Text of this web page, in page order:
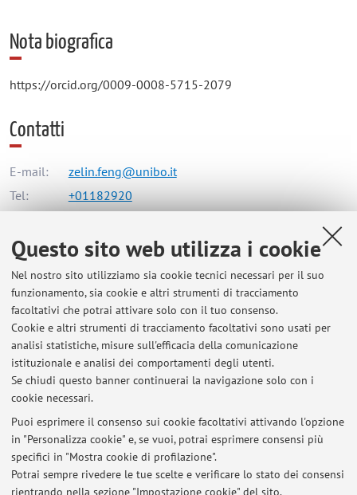
Questo sito web utilizza i cookie
Nel nostro sito utilizziamo sia cookie tecnici necessari per il suo
funzionamento, sia cookie e altri strumenti di tracciamento
facoltativi che potrai attivare solo con il tuo consenso.
Cookie e altri strumenti di tracciamento facoltativi sono usati per
analisi statistiche, misure sull'efficacia della comunicazione
istituzionale e analisi dei comportamenti degli utenti.
Se chiudi questo banner continuerai la navigazione solo con i
cookie necessari.
Puoi esprimere il consenso sui cookie facoltativi attivando l'opzione
in "Personalizza cookie" e, se vuoi, potrai esprimere consensi più
specifici in "Mostra cookie di profilazione".
Potrai sempre rivedere le tue scelte e verificare lo stato dei consensi
rientrando nella sezione "Impostazione cookie" del sito.
Nota biografica
https://orcid.org/0009-0008-5715-2079
Contatti
E-mail:
zelin.feng@unibo.it
Tel:
+01182920
Dipartimento di Scienze Giuridiche
Via Zamboni 27/29, Bologna -Vai alla mappa
Risorse in rete
ORCID
Ultimi avvisi
Al momento non sono presenti avvisi.